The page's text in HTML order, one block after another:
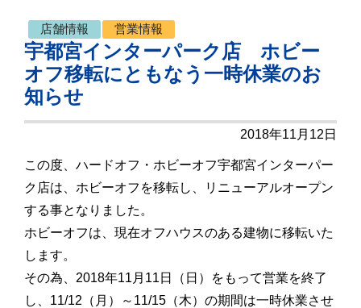
店舗情報 営業情報
宇都宮インターパーク店 ホビー
オフ移転にともなう一時休業のお
知らせ
2018年11月12日
この度、ハードオフ・ホビーオフ宇都宮インターパー
ク店は、ホビーオフを移転し、リニューアルオープン
する事となりました。
ホビーオフは、現在オフハウスのある建物に移転いた
します。
その為、2018年11月11日（日）をもって営業を終了
し、11/12（月）～11/15（木）の期間は一時休業させ